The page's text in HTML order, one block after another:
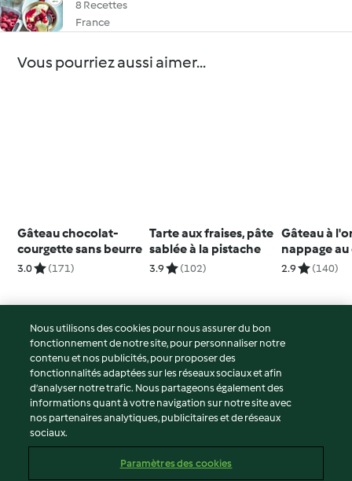
8 Recettes
France
Vous pourriez aussi aimer...
Gâteau chocolat-
courgette sans beurre
3.0 (171)
Tarte aux fraises, pâte
sablée à la pistache
3.9 (102)
Gâteau à
nappage
2.9 (140)
© Copyright 2026
Conditions d'utilisation
Politique de confidentialité
Non-responsabilité
Mentions légales
Nous utilisons des cookies pour nous assurer du bon
fonctionnement de notre site, pour personnaliser notre
contenu et nos publicités, pour proposer des
fonctionnalités adaptées sur les réseaux sociaux et afin
d’analyser notre trafic. Nous partageons également des
informations quant à votre navigation sur notre site avec
nos partenaires analytiques, publicitaires et de réseaux
sociaux.
Paramètres des cookies